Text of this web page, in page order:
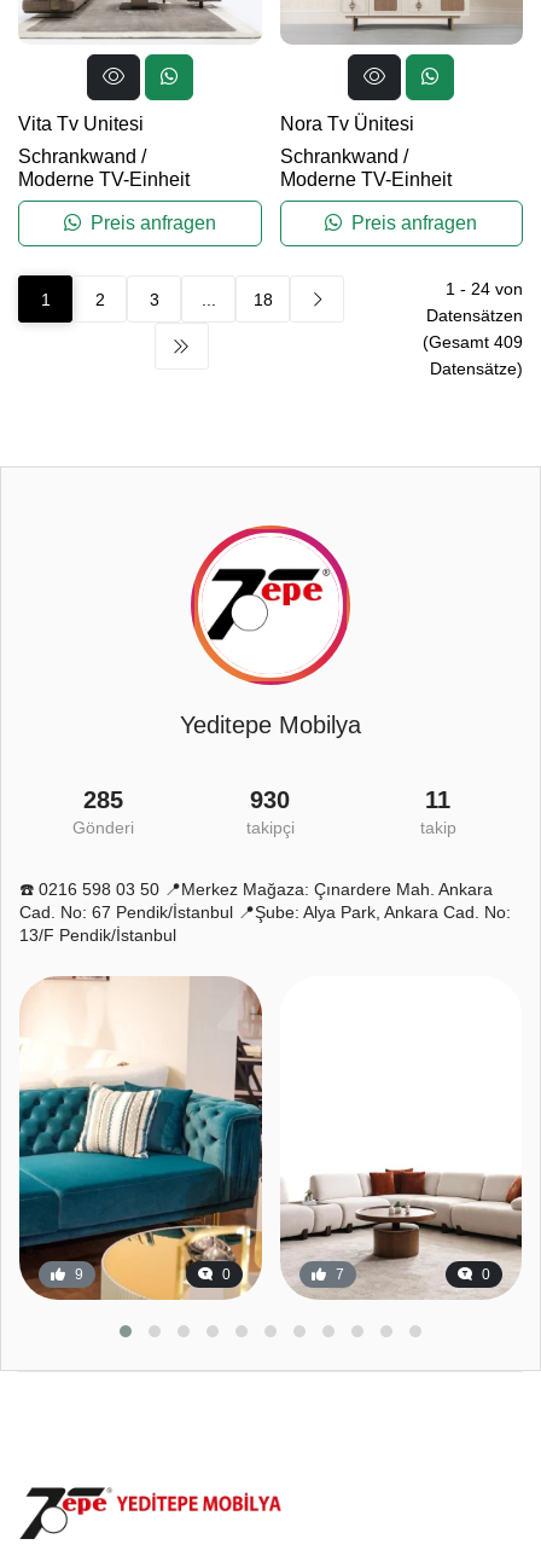
Vita Tv Unitesi
Schrankwand /
Moderne TV-Einheit
Preis anfragen
Nora Tv Ünitesi
Schrankwand /
Moderne TV-Einheit
Preis anfragen
1 2 3 18
1 - 24von
Datensätzen
(Gesamt 409
Datensätze)
Yeditepe Mobilya
285
Gönderi
930
takipçi
11
takip
☎️ 0216 598 03 50 📍Merkez Mağaza: Çınardere Mah. Ankara
Cad. No: 67 Pendik/İstanbul 📍Şube: Alya Park, Ankara Cad. No:
13/F Pendik/İstanbul
9 0 7 0